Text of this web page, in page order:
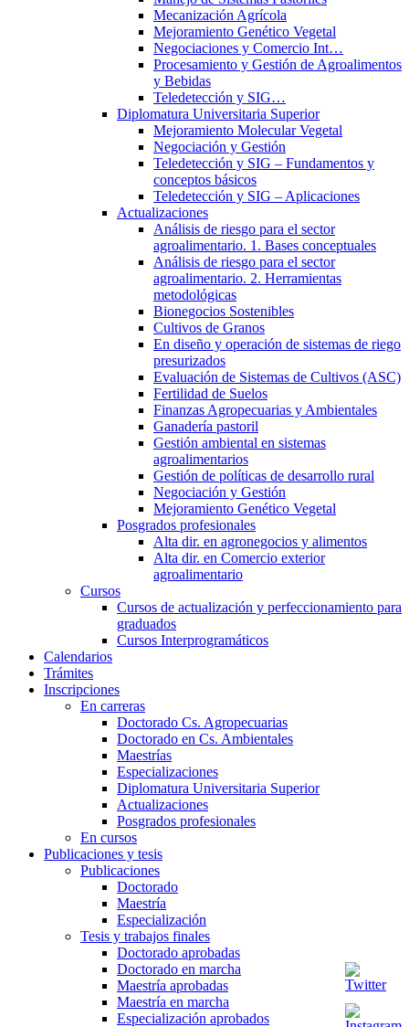
Mecanización Agrícola
Mejoramiento Genético Vegetal
Negociaciones y Comercio Int…
Procesamiento y Gestión de Agroalimentos
y Bebidas
Teledetección y SIG…
Diplomatura Universitaria Superior
Mejoramiento Molecular Vegetal
Negociación y Gestión
Teledetección y SIG – Fundamentos y
conceptos básicos
Teledetección y SIG – Aplicaciones
Actualizaciones
Análisis de riesgo para el sector
agroalimentario. 1. Bases conceptuales
Análisis de riesgo para el sector
agroalimentario. 2. Herramientas
metodológicas
Bionegocios Sostenibles
Cultivos de Granos
En diseño y operación de sistemas de riego
presurizados
Evaluación de Sistemas de Cultivos (ASC)
Fertilidad de Suelos
Finanzas Agropecuarias y Ambientales
Ganadería pastoril
Gestión ambiental en sistemas
agroalimentarios
Gestión de políticas de desarrollo rural
Negociación y Gestión
Mejoramiento Genético Vegetal
Posgrados profesionales
Alta dir. en agronegocios y alimentos
Alta dir. en Comercio exterior
agroalimentario
Cursos
Cursos de actualización y perfeccionamiento para
graduados
Cursos Interprogramáticos
Calendarios
Trámites
Inscripciones
En carreras
Doctorado Cs. Agropecuarias
Doctorado en Cs. Ambientales
Maestrías
Especializaciones
Diplomatura Universitaria Superior
Actualizaciones
Posgrados profesionales
En cursos
Publicaciones y tesis
Publicaciones
Doctorado
Maestría
Especialización
Tesis y trabajos finales
Doctorado aprobadas
Doctorado en marcha
Maestría aprobadas
Maestría en marcha
Especialización aprobados